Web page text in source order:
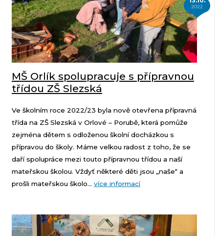
2022
MŠ Orlík spolupracuje s přípravnou
třídou ZŠ Slezská
Ve školním roce 2022/23 byla nově otevřena přípravná
třída na ZŠ Slezská v Orlové – Porubě, která pomůže
zejména dětem s odloženou školní docházkou s
přípravou do školy. Máme velkou radost z toho, že se
daří spolupráce mezi touto přípravnou třídou a naší
mateřskou školou. Vždyť některé děti jsou „naše“ a
prošli mateřskou školo... více informací